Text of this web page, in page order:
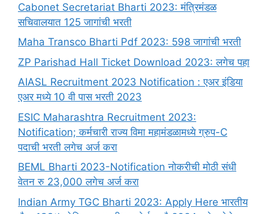
Cabonet Secretariat Bharti 2023: मंत्रिमंडळ
सचिवालयात 125 जागांची भरती
Maha Transco Bharti Pdf 2023: 598 जागांची भरती
ZP Parishad Hall Ticket Download 2023: लगेच पहा
AIASL Recruitment 2023 Notification : एअर इंडिया
एअर मध्ये 10 वी पास भरती 2023
ESIC Maharashtra Recruitment 2023:
Notification; कर्मचारी राज्य विमा महामंडळामध्ये ग्रुप-C
पदाची भरती लगेच अर्ज करा
BEML Bharti 2023-Notification नोकरीची मोठी संधी
वेतन रु 23,000 लगेच अर्ज करा
Indian Army TGC Bharti 2023: Apply Here भारतीय